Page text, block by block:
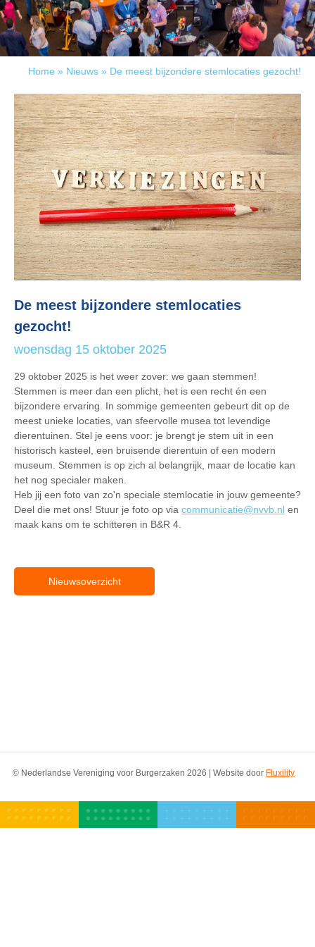
Home » Nieuws » De meest bijzondere stemlocaties gezocht!
De meest bijzondere stemlocaties
gezocht!
woensdag 15 oktober 2025
29 oktober 2025 is het weer zover: we gaan stemmen!
Stemmen is meer dan een plicht, het is een recht én een
bijzondere ervaring. In sommige gemeenten gebeurt dit op de
meest unieke locaties, van sfeervolle musea tot levendige
dierentuinen. Stel je eens voor: je brengt je stem uit in een
historisch kasteel, een bruisende dierentuin of een modern
museum. Stemmen is op zich al belangrijk, maar de locatie kan
het nog specialer maken.
Heb jij een foto van zo'n speciale stemlocatie in jouw gemeente?
Deel die met ons! Stuur je foto op via communicatie@nvvb.nl en
maak kans om te schitteren in B&R 4.
Nieuwsoverzicht
© Nederlandse Vereniging voor Burgerzaken 2026 | Website door Fluxility